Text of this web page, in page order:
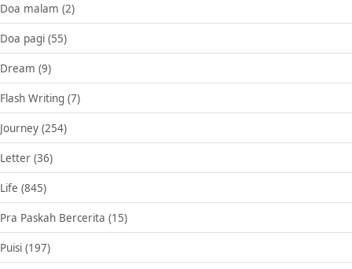
Doa malam (2)
Doa pagi (55)
Dream (9)
Flash Writing (7)
Journey (254)
Letter (36)
Life (845)
Pra Paskah Bercerita (15)
Puisi (197)